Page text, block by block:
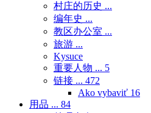
村庄的历史 ...
编年史 ...
教区办公室 ...
旅游 ...
Kysuce
重要人物 ... 5
链接 ... 472
Ako vybaviť 16
用品 ... 84